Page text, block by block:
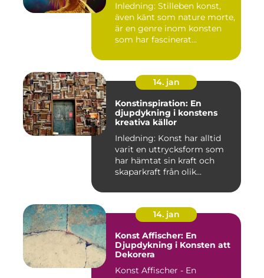
Inledning: Stilleben konst,
även känt som nature morte,
är en genre inom konsten
som har fascinerat...
14. jan
Konstinspiration: En
djupdykning i konstens
kreativa källor
Inledning: Konst har alltid
varit en uttrycksform som
har hämtat sin kraft och
skaparkraft från olik...
14. jan
Konst Affischer: En
Djupdykning i Konsten att
Dekorera
Konst Affischer - En